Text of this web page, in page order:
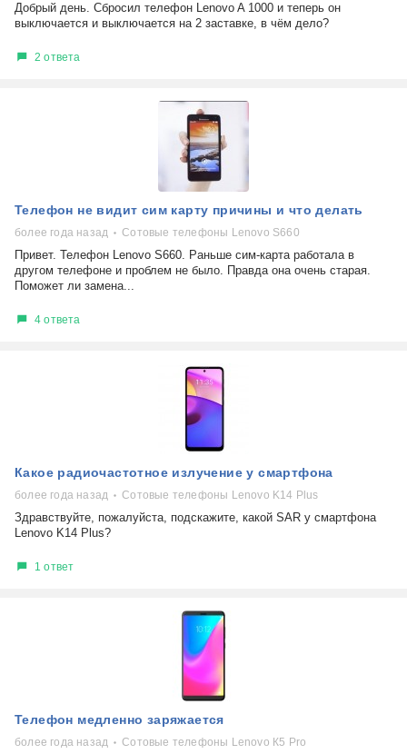
Добрый день. Сбросил телефон Lenovo A 1000 и теперь он
выключается и выключается на 2 заставке, в чём дело?
2 ответа
Телефон не видит сим карту причины и что делать
более года назад Сотовые телефоны Lenovo S660
Привет. Телефон Lenovo S660. Раньше сим-карта работала в
другом телефоне и проблем не было. Правда она очень старая.
Поможет ли замена...
4 ответа
Какое радиочастотное излучение у смартфона
более года назад Сотовые телефоны Lenovo K14 Plus
Здравствуйте, пожалуйста, подскажите, какой SAR у смартфона
Lenovo K14 Plus?
1 ответ
Телефон медленно заряжается
более года назад Сотовые телефоны Lenovo К5 Pro